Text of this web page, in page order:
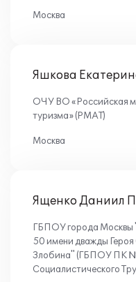
Москва
Яшкова
ОЧУ ВО «Российская
туризма» (РМАТ)
Москва
Ященко Даниил
ГБПОУ города
50 имени дважды
Злобина" (ГБПОУ ПК №
Социалистического